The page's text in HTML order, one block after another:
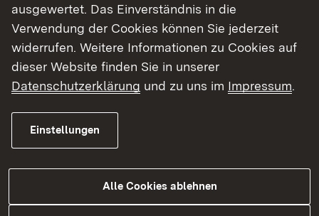
Das Objekt
ausgewertet. Das Einverständnis in die
Verwendung der Cookies können Sie jederzeit
widerrufen. Weitere Informationen zu Cookies auf
dieser Website finden Sie in unserer
Datenschutzerklärung und zu uns im Impressum.
Einstellungen
Alle Cookies ablehnen